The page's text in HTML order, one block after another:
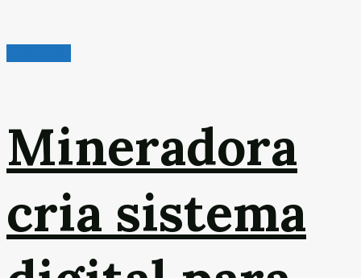
Mineradora
cria sistema